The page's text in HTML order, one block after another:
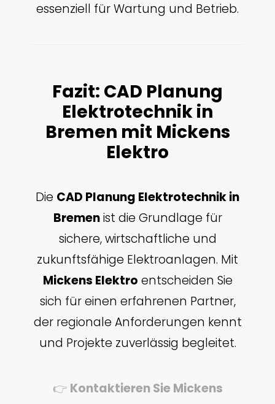
essenziell für Wartung und Betrieb.
Fazit: CAD Planung
Elektrotechnik in
Bremen mit Mickens
Elektro
Die CAD Planung Elektrotechnik in
Bremenist die Grundlage für
sichere, wirtschaftliche und
zukunftsfähige Elektroanlagen. Mit
Mickens Elektro entscheiden Sie
sich für einen erfahrenen Partner,
der regionale Anforderungen kennt
und Projekte zuverlässig begleitet.
👉 Kontaktieren Sie Mickens